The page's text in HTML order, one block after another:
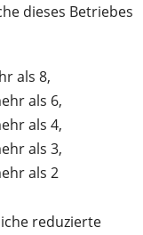
dieses Betriebes
als 8,
als 6,
als 4,
als 3,
als 2
reduzierte